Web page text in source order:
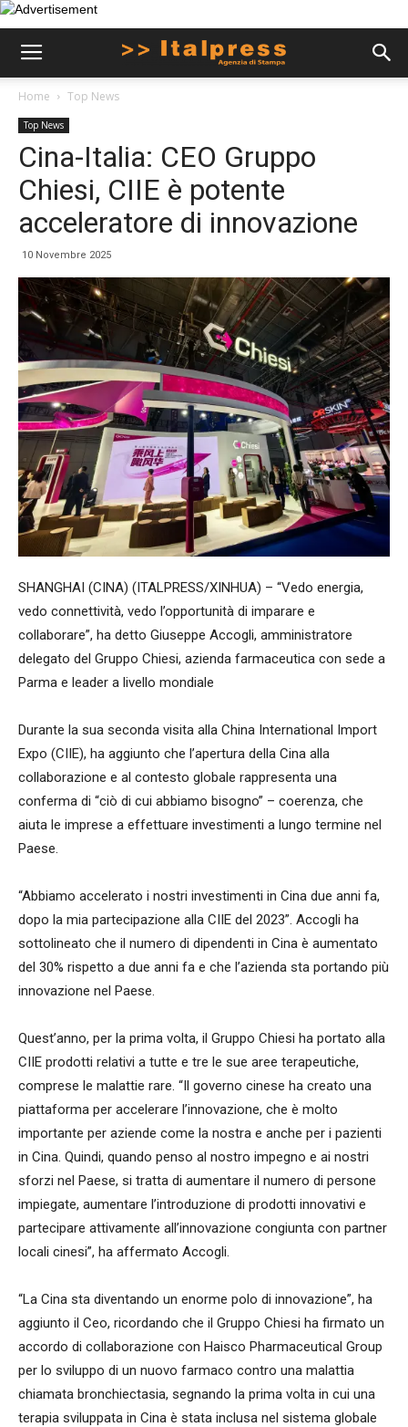
Home Top News
Top News
Cina-Italia: CEO Gruppo
Chiesi, CIIE è potente
acceleratore di innovazione
10 Novembre 2025
SHANGHAI (CINA) (ITALPRESS/XINHUA) – “Vedo energia,
vedo connettività, vedo l’opportunità di imparare e
collaborare”, ha detto Giuseppe Accogli, amministratore
delegato del Gruppo Chiesi, azienda farmaceutica con sede a
Parma e leader a livello mondiale
Durante la sua seconda visita alla China International Import
Expo (CIIE), ha aggiunto che l’apertura della Cina alla
collaborazione e al contesto globale rappresenta una
conferma di “ciò di cui abbiamo bisogno” – coerenza, che
aiuta le imprese a effettuare investimenti a lungo termine nel
Paese.
“Abbiamo accelerato i nostri investimenti in Cina due anni fa,
dopo la mia partecipazione alla CIIE del 2023”. Accogli ha
sottolineato che il numero di dipendenti in Cina è aumentato
del 30% rispetto a due anni fa e che l’azienda sta portando più
innovazione nel Paese.
Quest’anno, per la prima volta, il Gruppo Chiesi ha portato alla
CIIE prodotti relativi a tutte e tre le sue aree terapeutiche,
comprese le malattie rare. “Il governo cinese ha creato una
piattaforma per accelerare l’innovazione, che è molto
importante per aziende come la nostra e anche per i pazienti
in Cina. Quindi, quando penso al nostro impegno e ai nostri
sforzi nel Paese, si tratta di aumentare il numero di persone
impiegate, aumentare l’introduzione di prodotti innovativi e
partecipare attivamente all’innovazione congiunta con partner
locali cinesi”, ha affermato Accogli.
“La Cina sta diventando un enorme polo di innovazione”, ha
aggiunto il Ceo, ricordando che il Gruppo Chiesi ha firmato un
accordo di collaborazione con Haisco Pharmaceutical Group
per lo sviluppo di un nuovo farmaco contro una malattia
chiamata bronchiectasia, segnando la prima volta in cui una
terapia sviluppata in Cina è stata inclusa nel sistema globale